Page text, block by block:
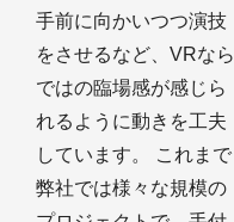
手前に向かいつつ演技
をさせるなど、VRなら
ではの臨場感が感じら
れるように動きを工夫
しています。 これまで
弊社では様々な規模の